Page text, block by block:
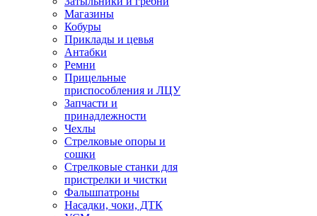
Магазины
Кобуры
Приклады и цевья
Антабки
Ремни
Прицельные
приспособления и ЛЦУ
Запчасти и
принадлежности
Чехлы
Стрелковые опоры и
сошки
Стрелковые станки для
пристрелки и чистки
Фальшпатроны
Насадки, чоки, ДТК